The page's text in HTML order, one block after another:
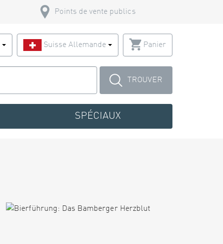
Points de vente publics
Suisse Allemande Panier
TROUVER
SPÉCIAUX